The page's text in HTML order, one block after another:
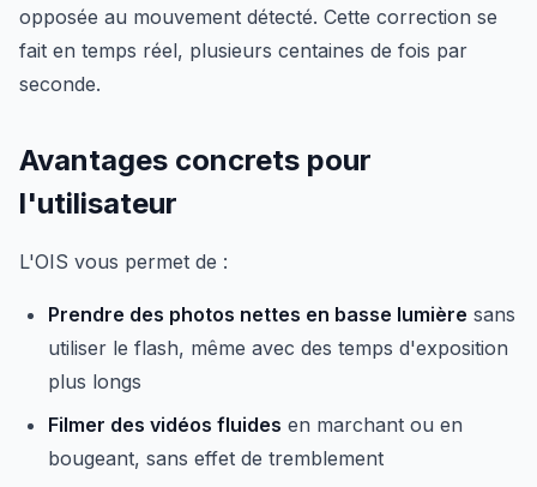
opposée au mouvement détecté. Cette correction se
fait en temps réel, plusieurs centaines de fois par
seconde.
Avantages concrets pour
l'utilisateur
L'OIS vous permet de :
Prendre des photos nettes en basse lumière sans
utiliser le flash, même avec des temps d'exposition
plus longs
Filmer des vidéos fluides en marchant ou en
bougeant, sans effet de tremblement